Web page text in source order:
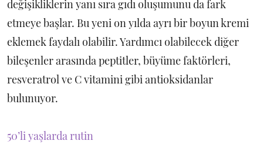
değişikliklerin yanı sıra gıdı oluşumunu da fark
etmeye başlar. Bu yeni on yılda ayrı bir boyun kremi
eklemek faydalı olabilir. Yardımcı olabilecek diğer
bileşenler arasında peptitler, büyüme faktörleri,
resveratrol ve C vitamini gibi antioksidanlar
bulunuyor.
50’li yaşlarda rutin